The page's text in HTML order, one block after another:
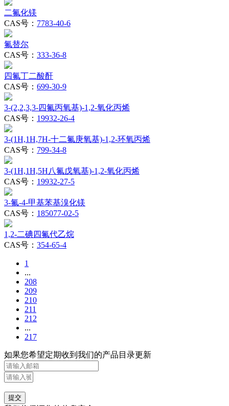
二氟化镁
CAS号： 7783-40-6
氟替尔
CAS号： 333-36-8
四氟丁二酸酐
CAS号： 699-30-9
3-(2,2,3,3-四氟丙氧基)-1,2-氧化丙烯
CAS号： 19932-26-4
3-(1H,1H,7H-十二氟庚氧基)-1,2-环氧丙烯
CAS号： 799-34-8
3-(1H,1H,5H八氟戊氧基)-1,2-氧化丙烯
CAS号： 19932-27-5
3-氟-4-甲基苯基溴化镁
CAS号： 185077-02-5
1,2-二碘四氟代乙烷
CAS号： 354-65-4
1
...
208
209
210
211
212
...
217
如果您希望定期收到我们的产品目录更新
提交